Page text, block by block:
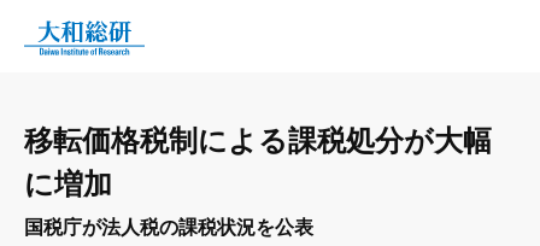
移転価格税制による課税処分が大幅
に増加
国税庁が法人税の課税状況を公表